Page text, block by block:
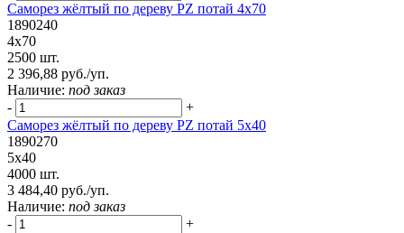
Саморез жёлтый по дереву PZ потай 4х70
1890240
4х70
2500 шт.
2 396,88 руб./уп.
Наличие: под заказ
-
+
Саморез жёлтый по дереву PZ потай 5х40
1890270
5х40
4000 шт.
3 484,40 руб./уп.
Наличие: под заказ
-
+